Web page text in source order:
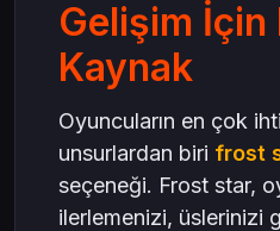
Gelişim İçin
Kaynak
Oyuncuların en çok
unsurlardan biri frost
seçeneği. Frost star,
ilerlemenizi, üslerinizi